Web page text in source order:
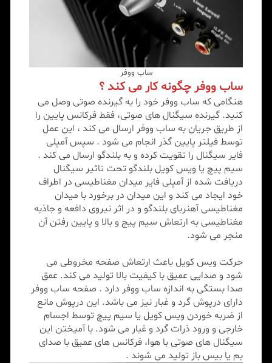
ساب ووفر
ساب ووفر چگونه کار می کند ؟
هنگامی که ساب ووفر خود را به گیرنده صوتی وصل می
کنید. گیرنده سیگنال های صوتی، فقط فرکانس پایین را
از طریق جریان به ساب ووفر ارسال می کند ، این عمل
توسط فیلتر پایین گذر انجام می شود . سپس آمپلی
فایر سیگنال را تقویت کرده و به بلندگو ارسال می کند .
سیم پیچ یا ویس کویل بلندگو تحت تاثیر سیگنال
دریافت شده از آمپلی فایر میدان مغناطیسی در اطراف
خود ایجاد می کند و این میدان در برخورد با میدان
مغناطیسی آهنربای بلندگو و در اثر نیروی دافعه و جاذبه
مغناطیسی به ارتعاش سیم پیچ و بالا و پایین رفتن آن
منجر می شود.
حرکت ویس کویل باعث ارتعاش صفحه مخروطی می
شود و صدایی عمیق با کیفیت بالا تولید می کند. عمق
صدا بستگی به اندازه ساب ووفر دارد . صفحه ساب ووفر
دارای درپوش گرد و غبار نیز می باشد. این درپوش مانع
از ضربه خوردن ویس کویل یا سیم پیچ توسط اجسام
خارجی و ورود ذرات گرد و غبار می شود. با آمیختن این
سیگنال های صوتی با هوا، فرکانس های عمیق با صدای
بم یا بیس باز تولید می شوند .